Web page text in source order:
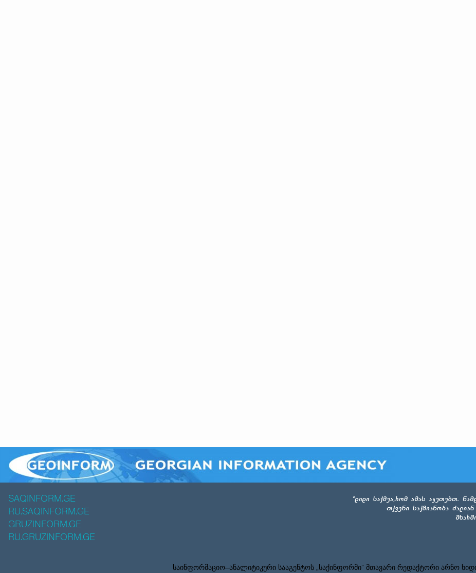
SAQINFORM.GE
RU.SAQINFORM.GE
GRUZINFORM.GE
RU.GRUZINFORM.GE
საინფორმაციო–ანალიტიკური სააგენტოს „საქინფორმი” მთავარი რედაქტორი არნო